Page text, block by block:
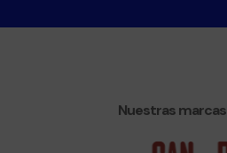
Nuestras marcas